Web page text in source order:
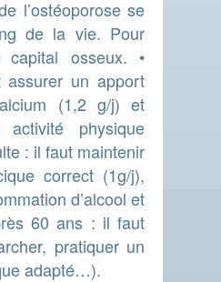
l’ostéoporose se
de la vie. Pour
capital osseux. •
un apport
(1,2 g/j) et
physique
: il faut maintenir
correct (1g/j),
d’alcool et
60 ans : il faut
pratiquer un
adapté…).